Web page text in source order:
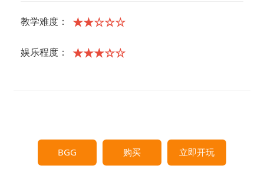
教学难度： ★★☆☆☆
娱乐程度： ★★★☆☆
BGG 购买 立即开玩